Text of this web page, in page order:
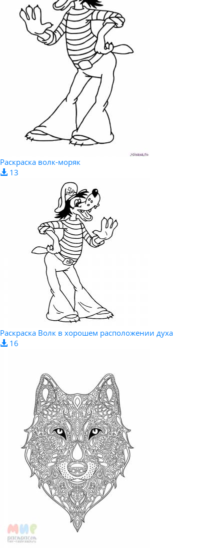
Раскраска волк-моряк
13
Раскраска Волк в хорошем расположении духа
16